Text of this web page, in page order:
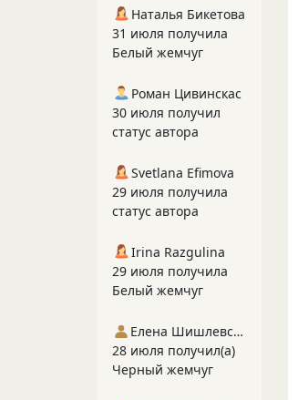
Наталья Бикетова
31 июля получила
Белый жемчуг
Роман Цивинскас
30 июля получил
статус автора
Svetlana Efimova
29 июля получила
статус автора
Irina Razgulina
29 июля получила
Белый жемчуг
Елена Шишлевская
28 июля получил(а)
Черный жемчуг